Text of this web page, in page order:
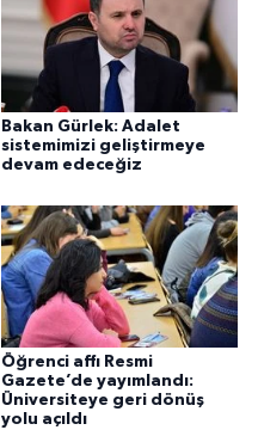
Bakan Gürlek: Adalet
sistemimizi geliştirmeye
devam edeceğiz
Öğrenci affı Resmi
Gazete’de yayımlandı:
Üniversiteye geri dönüş
yolu açıldı